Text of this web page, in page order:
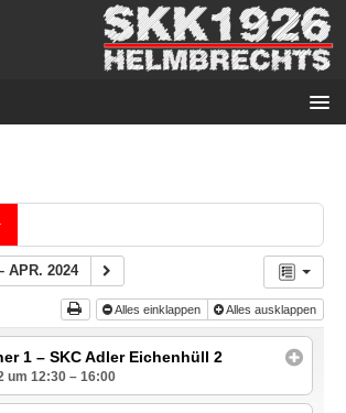
APR. 2024
Alles einklappen Alles ausklappen
1 – SKC Adler Eichenhüll 2
um 12:30 – 16:00